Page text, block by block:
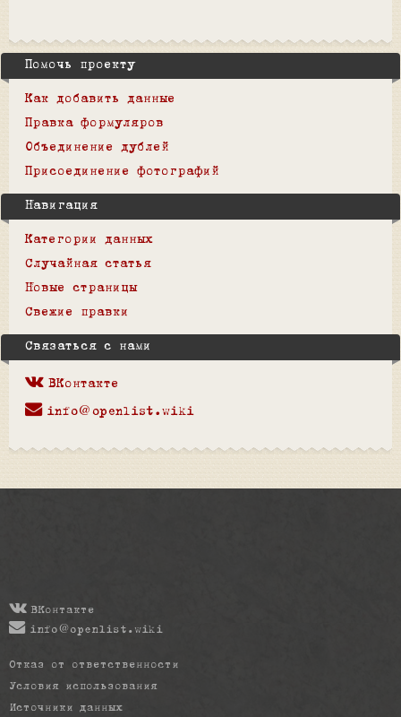
Помочь проекту
Как добавить данные
Правка формуляров
Объединение дублей
Присоединение фотографий
Навигация
Категории данных
Случайная статья
Новые страницы
Свежие правки
Связаться с нами
ВКонтакте
info@openlist.wiki
ВКонтакте
info@openlist.wiki
Отказ от ответственности
Условия использования
Источники данных